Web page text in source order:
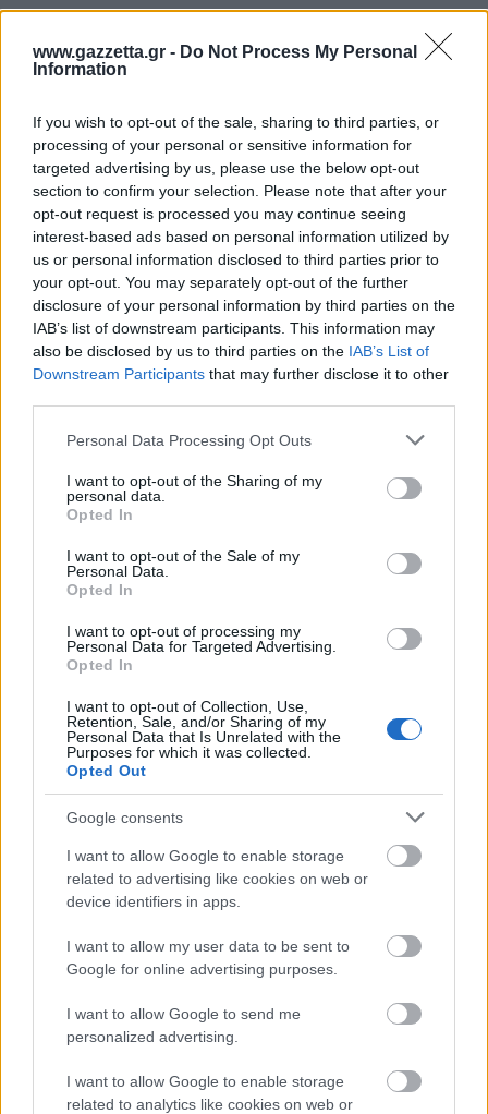
www.gazzetta.gr - Do Not Process My Personal
Information
If you wish to opt-out of the sale, sharing to third parties, or
processing of your personal or sensitive information for
targeted advertising by us, please use the below opt-out
section to confirm your selection. Please note that after your
opt-out request is processed you may continue seeing
interest-based ads based on personal information utilized by
us or personal information disclosed to third parties prior to
your opt-out. You may separately opt-out of the further
disclosure of your personal information by third parties on the
IAB’s list of downstream participants. This information may
also be disclosed by us to third parties on the IAB’s List of
Downstream Participants that may further disclose it to other
Please note that this website/app uses one or more Google
not limited to your visit or usage behaviour. You may click to
grant or deny consent to Google and its third-party tags to
use your data for below specified purposes in below Google
consent section.
Personal Data Processing Opt Outs
I want to opt-out of the Sharing of my
personal data.
Opted In
I want to opt-out of the Sale of my
Personal Data.
Opted In
I want to opt-out of processing my
Personal Data for Targeted Advertising.
Opted In
I want to opt-out of Collection, Use,
Retention, Sale, and/or Sharing of my
Personal Data that Is Unrelated with the
Purposes for which it was collected.
Opted Out
Google consents
I want to allow Google to enable storage
related to advertising like cookies on web or
device identifiers in apps.
I want to allow my user data to be sent to
Google for online advertising purposes.
I want to allow Google to send me
personalized advertising.
I want to allow Google to enable storage
related to analytics like cookies on web or
Οι διάφορες ονομασίες του
Το μπαχαρικό έχει μερικά διαφορετικά ονόματα,
όπως πιπέρι Τζαμάικας, πιπέρι μυρτιάς ή pimento
(που είναι η πορτογαλική λέξη για το πιπέρι). Στα
πολωνικά ονομάζεται ziele angielskie, που σημαίνει
«αγγλικό μπαχαρικό», πιθανότατα λόγω των
δεσμών του με τη Βρετανική Αυτοκρατορία.
Η αγγλική λέξη «allspice » πιστεύεται ότι
λάτρεψαν το μπαχαρικό επειδή συνδύαζε τις
γεύσεις της κανέλας, του μοσχοκάρυδου, του
γαρίφαλου και του μαύρου πιπεριού. Πρακτικά, αν
βρεθείτε ποτέ σε ανάγκη, ένας συνδυασμός αυτών
των τεσσάρων μπαχαρικών μπορεί να αποτελέσει
ένα καλό υποκατάστατο.
Τι συμβαίνει με την πάπρικα;
Σε άλλες ειδήσεις της κατηγορίας «
μην το ήξεραν αυτό οι άνθρωποι;», πρόσφατα
αποκαλύφθηκε ότι πολλοί χρήστες του διαδικτύου
δεν γνωρίζουν από τι φτιάχνεται ηπάπρικα.
Πράγματι, δεν υπάρχει κάποιος «θάμνος
πάπρικας» που είναι υπεύθυνος για τη γεύση της.
(σ.σ. φτιάχνεται από αποξηραμένες πιπεριές).